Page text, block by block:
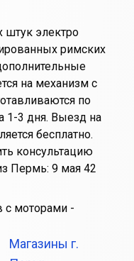
штук электро
римских
на механизм с
по
1-3 дня. Выезд на
бесплатно.
консультацию
Пермь: 9 мая 42
с моторами -
Магазины г.